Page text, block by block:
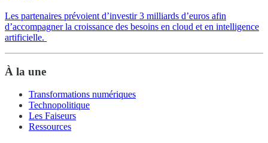
Les partenaires prévoient d’investir 3 milliards d’euros afin
d’accompagner la croissance des besoins en cloud et en intelligence
artificielle.
À la une
Transformations numériques
Technopolitique
Les Faiseurs
Ressources